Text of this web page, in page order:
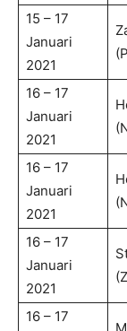
15 – 17
Januari
2021
16 – 17
Januari
2021
16 – 17
Januari
2021
16 – 17
Januari
2021
16 – 17